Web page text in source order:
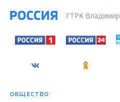
ГТРК Владимир
ОБЩЕСТВО